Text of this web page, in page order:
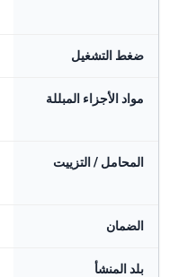
ضغط التشغيل
مواد الأجزاء المبللة
المحامل / التزييت
الضمان
بلد المنشأ